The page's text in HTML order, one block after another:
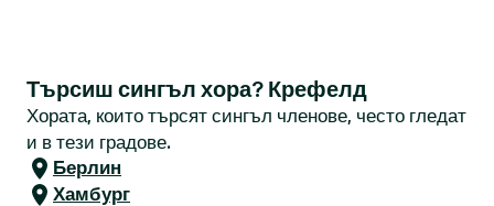
Търсиш сингъл хора? Крефелд
Хората, които търсят сингъл членове, често гледат
и в тези градове.
Берлин
Хамбург